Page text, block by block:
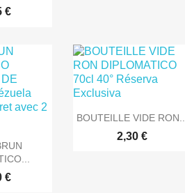
€
€
 Aperçu rapide
BOUTEILLE VIDE RON...
2,30 €